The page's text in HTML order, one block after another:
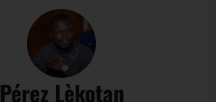
Pérez Lèkotan